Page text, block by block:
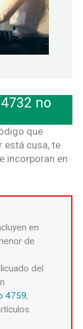
no
que
está cusa, te
incorporan en
en
de
del
4759,